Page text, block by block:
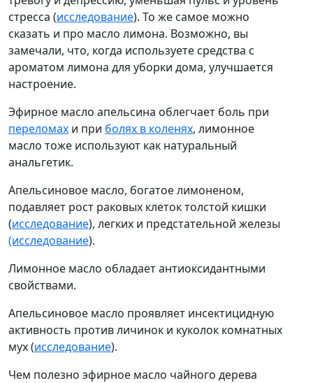
стресса (исследование). То же самое можно
сказать и про масло лимона. Возможно, вы
замечали, что, когда используете средства с
ароматом лимона для уборки дома, улучшается
настроение.
Эфирное масло апельсина облегчает боль при
переломах и при болях в коленях, лимонное
масло тоже используют как натуральный
анальгетик.
Апельсиновое масло, богатое лимоненом,
подавляет рост раковых клеток толстой кишки
(исследование), легких и предстательной железы
(исследование).
Лимонное масло обладает антиоксидантными
свойствами.
Апельсиновое масло проявляет инсектицидную
активность против личинок и куколок комнатных
мух (исследование).
Чем полезно эфирное масло чайного дерева